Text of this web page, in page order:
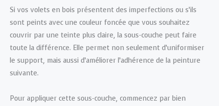
Si vos volets en bois présentent des imperfections ou s’ils
sont peints avec une couleur foncée que vous souhaitez
couvrir par une teinte plus claire, la sous-couche peut faire
toute la différence. Elle permet non seulement d’uniformiser
le support, mais aussi d’améliorer l’adhérence de la peinture
suivante.
Pour appliquer cette sous-couche, commencez par bien